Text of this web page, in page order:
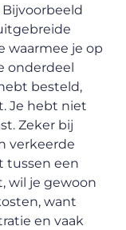
waarmee je op
onderdeel
besteld,
Je hebt niet
Zeker bij
verkeerde
tussen een
wil je gewoon
want
en vaak